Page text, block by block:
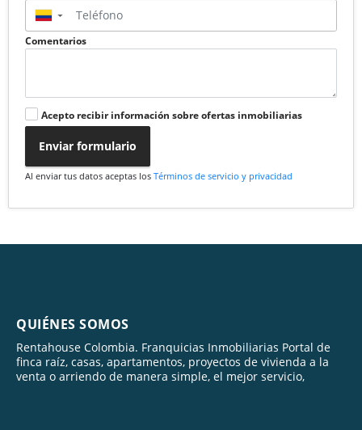
▼
Comentarios
Acepto recibir información sobre ofertas inmobiliarias
Enviar formulario
Al enviar tus datos aceptas los Términos de servicio y privacidad
QUIÉNES SOMOS
Rentahouse Colombia. Franquicias Inmobiliarias Portal de
finca raíz, casas, apartamentos, proyectos de vivienda a la
venta o arriendo de manera simple, el mejor servicio,